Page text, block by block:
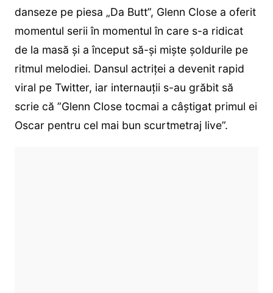
danseze pe piesa „Da Butt”, Glenn Close a oferit
momentul serii în momentul în care s-a ridicat
de la masă și a început să-și miște șoldurile pe
ritmul melodiei. Dansul actriței a devenit rapid
viral pe Twitter, iar internauții s-au grăbit să
scrie că ”Glenn Close tocmai a câștigat primul ei
Oscar pentru cel mai bun scurtmetraj live”.